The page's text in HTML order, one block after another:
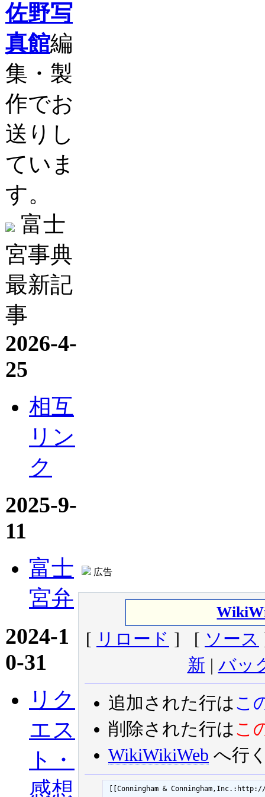
佐野写
真館編
集・製
作でお
送りし
ていま
す。
富士
宮事典
最新記
事
2026-4-
25
相互
リン
ク
2025-9-
11
富士
宮弁
2024-1
0-31
リク
エス
ト・
感想
広告
[ リロード ] [ ソース
新 | バッ
追加された行は こ
削除された行は こ
WikiWikiWeb へ行